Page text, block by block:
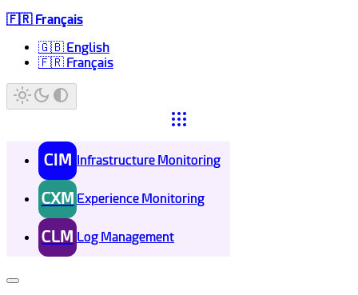
🇫🇷 Français
🇬🇧 English
🇫🇷 Français
CIM Infrastructure Monitoring
CXM Experience Monitoring
CLM Log Management